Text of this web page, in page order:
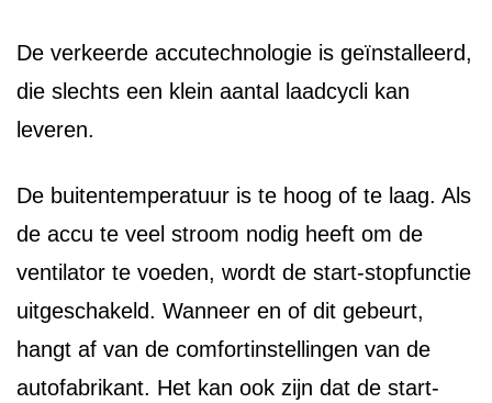
De verkeerde accutechnologie is geïnstalleerd,
die slechts een klein aantal laadcycli kan
leveren.
De buitentemperatuur is te hoog of te laag. Als
de accu te veel stroom nodig heeft om de
ventilator te voeden, wordt de start-stopfunctie
uitgeschakeld. Wanneer en of dit gebeurt,
hangt af van de comfortinstellingen van de
autofabrikant. Het kan ook zijn dat de start-